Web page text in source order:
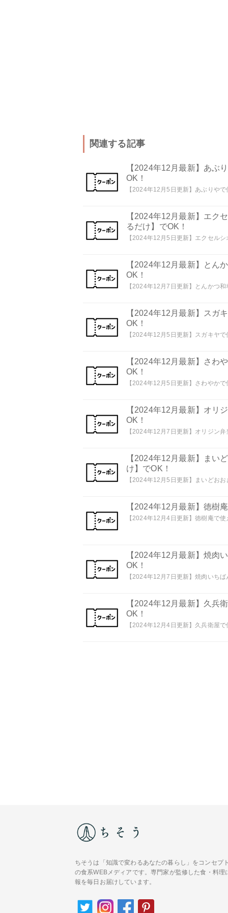
関連する記事
【2024年12月最新】あぶ
OK！
【2024年12月5日更新】あぶりや
【2024年12月最新】エク
るだけ】でOK！
【2024年12月5日更新】エクセル
【2024年12月最新】とん
OK！
【2024年12月7日更新】とんかつ
【2024年12月最新】スガ
OK！
【2024年12月5日更新】スガキヤ
【2024年12月最新】さわ
OK！
【2024年12月5日更新】さわやか
【2024年12月最新】オリ
OK！
【2024年12月7日更新】オリジン
【2024年12月最新】まい
け】でOK！
【2024年12月5日更新】まいどお
【2024年12月最新】徳樹
【2024年12月4日更新】徳樹庵で
【2024年12月最新】焼肉
OK！
【2024年12月7日更新】焼肉いち
【2024年12月最新】久兵
OK！
【2024年12月4日更新】久兵衛屋
ちそうは「知識で変わるあなたの暮らし」をコンセプ
の食系WEBメディアです。専門家が監修した食・料理
報を毎日お届けしています。